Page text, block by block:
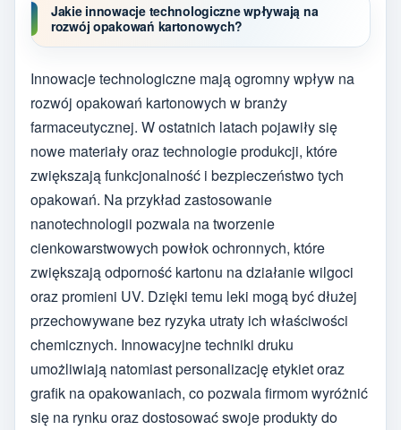
Jakie innowacje technologiczne wpływają na
rozwój opakowań kartonowych?
Innowacje technologiczne mają ogromny wpływ na
rozwój opakowań kartonowych w branży
farmaceutycznej. W ostatnich latach pojawiły się
nowe materiały oraz technologie produkcji, które
zwiększają funkcjonalność i bezpieczeństwo tych
opakowań. Na przykład zastosowanie
nanotechnologii pozwala na tworzenie
cienkowarstwowych powłok ochronnych, które
zwiększają odporność kartonu na działanie wilgoci
oraz promieni UV. Dzięki temu leki mogą być dłużej
przechowywane bez ryzyka utraty ich właściwości
chemicznych. Innowacyjne techniki druku
umożliwiają natomiast personalizację etykiet oraz
grafik na opakowaniach, co pozwala firmom wyróżnić
się na rynku oraz dostosować swoje produkty do